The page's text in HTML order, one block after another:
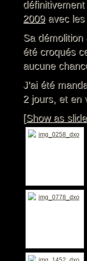
2009avec les
Sa
été croqués
aucune
J’ai été
2 jours, et en
[Show as